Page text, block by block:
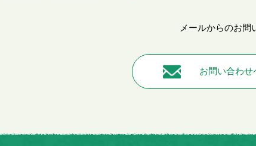
メールからのお問
お問い合わせ